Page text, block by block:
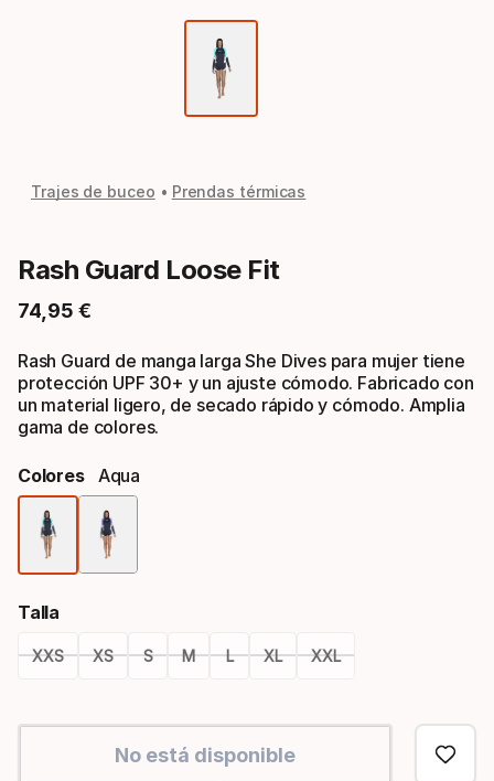
Trajes de buceo Prendas térmicas
Rash Guard Loose Fit
74 95 €
Precio final
Rash Guard de manga larga She Dives para mujer tiene
protección UPF 30+ y un ajuste cómodo. Fabricado con
un material ligero, de secado rápido y cómodo. Amplia
gama de colores.
Colores Aqua
Talla
XXS XS S M L XL XXL
de
No está disponible